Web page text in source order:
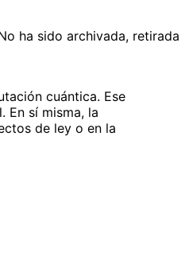
ha sido archivada, retirada
cuántica. Ese
En sí misma, la
de ley o en la